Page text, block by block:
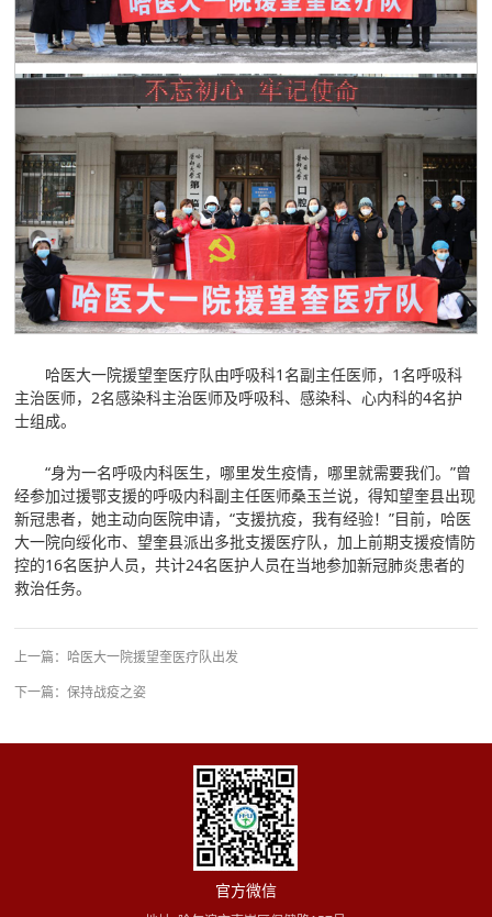
哈医大一院援望奎医疗队由呼吸科1名副主任医师，1名呼吸科
主治医师，2名感染科主治医师及呼吸科、感染科、心内科的4名护
士组成。
“身为一名呼吸内科医生，哪里发生疫情，哪里就需要我们。”曾
经参加过援鄂支援的呼吸内科副主任医师桑玉兰说，得知望奎县出现
新冠患者，她主动向医院申请，“支援抗疫，我有经验！”目前，哈医
大一院向绥化市、望奎县派出多批支援医疗队，加上前期支援疫情防
控的16名医护人员，共计24名医护人员在当地参加新冠肺炎患者的
救治任务。
上一篇： 哈医大一院援望奎医疗队出发
下一篇：保持战疫之姿
官方微信